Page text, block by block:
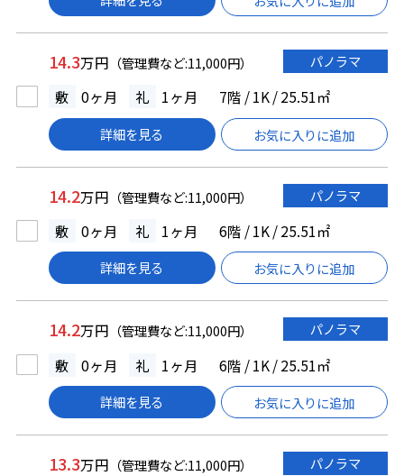
14.3万円 （管理費など:11,000円） パノラマ
敷 0ヶ月 礼 1ヶ月 7階 / 1K / 25.51㎡
詳細を見る お気に入りに追加
14.2万円 （管理費など:11,000円） パノラマ
敷 0ヶ月 礼 1ヶ月 6階 / 1K / 25.51㎡
詳細を見る お気に入りに追加
14.2万円 （管理費など:11,000円） パノラマ
敷 0ヶ月 礼 1ヶ月 6階 / 1K / 25.51㎡
詳細を見る お気に入りに追加
13.3万円 （管理費など:11,000円） パノラマ